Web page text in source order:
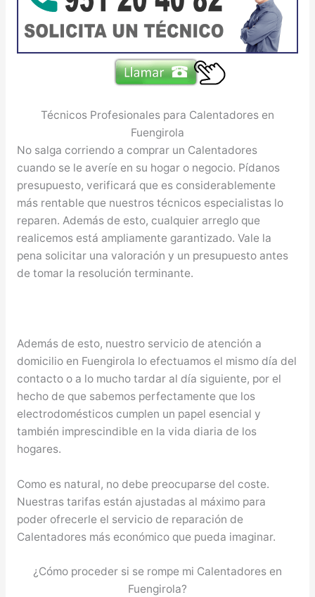
Técnicos Profesionales para Calentadores en
Fuengirola
No salga corriendo a comprar un Calentadores
cuando se le averíe en su hogar o negocio. Pídanos
presupuesto, verificará que es considerablemente
más rentable que nuestros técnicos especialistas lo
reparen. Además de esto, cualquier arreglo que
realicemos está ampliamente garantizado. Vale la
pena solicitar una valoración y un presupuesto antes
de tomar la resolución terminante.
Además de esto, nuestro servicio de atención a
domicilio en Fuengirola lo efectuamos el mismo día del
contacto o a lo mucho tardar al día siguiente, por el
hecho de que sabemos perfectamente que los
electrodomésticos cumplen un papel esencial y
también imprescindible en la vida diaria de los
hogares.
Como es natural, no debe preocuparse del coste.
Nuestras tarifas están ajustadas al máximo para
poder ofrecerle el servicio de reparación de
Calentadores más económico que pueda imaginar.
¿Cómo proceder si se rompe mi Calentadores en
Fuengirola?